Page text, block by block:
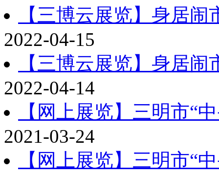
【三博云展览】身居
2022-04-15
【三博云展览】身居
2022-04-14
【网上展览】三明市
2021-03-24
【网上展览】三明市